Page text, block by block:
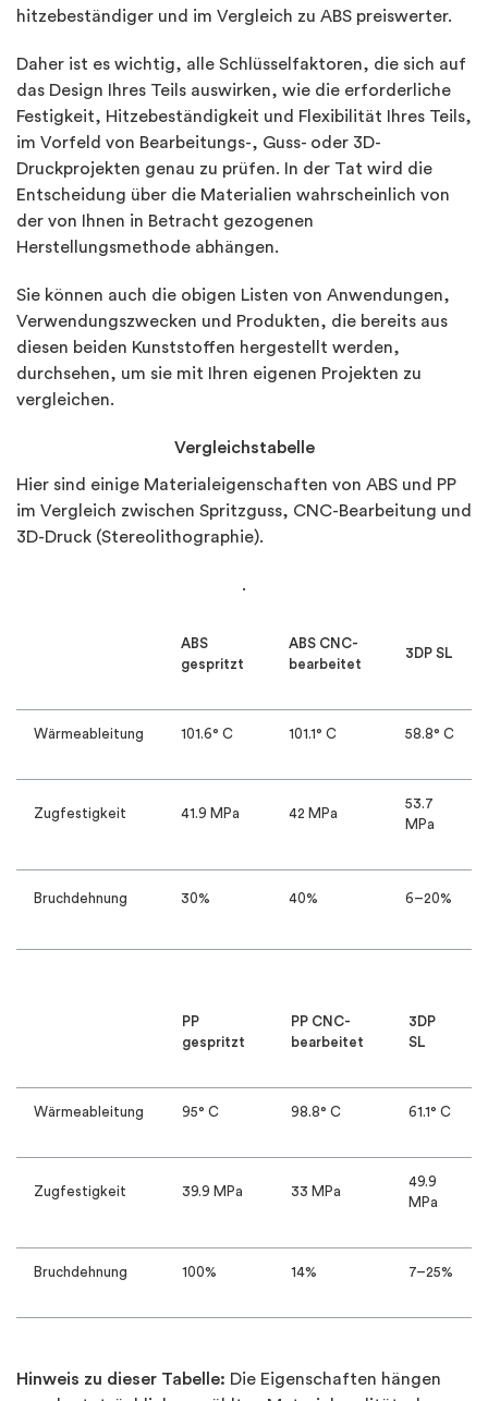
hitzebeständiger und im Vergleich zu ABS preiswerter.
Daher ist es wichtig, alle Schlüsselfaktoren, die sich auf
das Design Ihres Teils auswirken, wie die erforderliche
Festigkeit, Hitzebeständigkeit und Flexibilität Ihres Teils,
im Vorfeld von Bearbeitungs-, Guss- oder 3D-
Druckprojekten genau zu prüfen. In der Tat wird die
Entscheidung über die Materialien wahrscheinlich von
der von Ihnen in Betracht gezogenen
Herstellungsmethode abhängen.
Sie können auch die obigen Listen von Anwendungen,
Verwendungszwecken und Produkten, die bereits aus
diesen beiden Kunststoffen hergestellt werden,
durchsehen, um sie mit Ihren eigenen Projekten zu
vergleichen.
Vergleichstabelle
Hier sind einige Materialeigenschaften von ABS und PP
im Vergleich zwischen Spritzguss, CNC-Bearbeitung und
3D-Druck (Stereolithographie).
.
ABS
gespritzt
ABS CNC-
bearbeitet
3DP SL
Wärmeableitung 101.6° C 101.1° C 58.8° C
Zugfestigkeit 41.9 MPa 42 MPa
53.7
MPa
Bruchdehnung 30% 40% 6–20%
PP
gespritzt
PP CNC-
bearbeitet
3DP
SL
Wärmeableitung 95° C 98.8° C 61.1° C
Zugfestigkeit 39.9 MPa 33 MPa
49.9
MPa
Bruchdehnung 100% 14% 7–25%
Hinweis zu dieser Tabelle: Die Eigenschaften hängen